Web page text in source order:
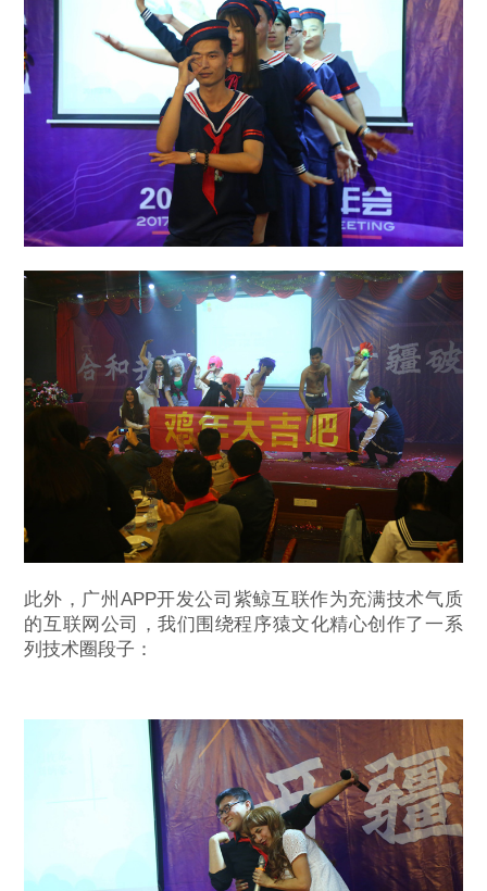
此外，广州APP开发公司紫鲸互联作为充满技术气质
的互联网公司，我们围绕程序猿文化精心创作了一系
列技术圈段子：